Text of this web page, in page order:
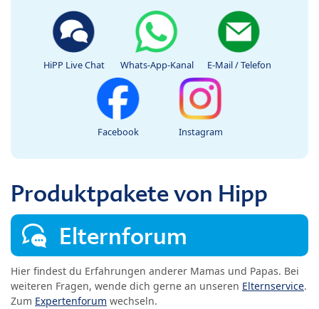
HiPP Live Chat Whats-App-Kanal E-Mail / Telefon
Facebook Instagram
Produktpakete von Hipp
Elternforum
Hier findest du Erfahrungen anderer Mamas und Papas. Bei
weiteren Fragen, wende dich gerne an unseren Elternservice.
Zum Expertenforum wechseln.